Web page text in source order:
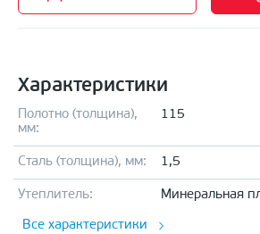
Характеристики
Полотно (толщина),
мм:
115
Сталь (толщина), мм: 1,5
Утеплитель: Минеральная
Все характеристики